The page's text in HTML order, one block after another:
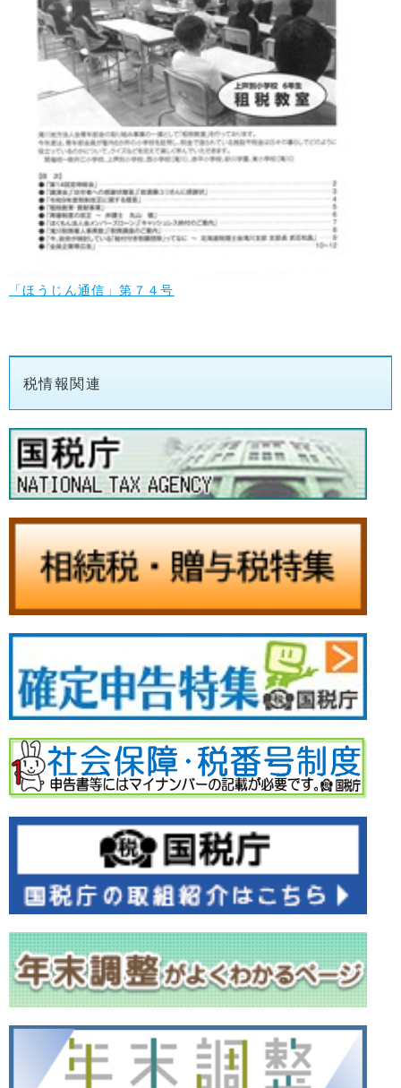
「ほうじん通信」第７４号
税情報関連